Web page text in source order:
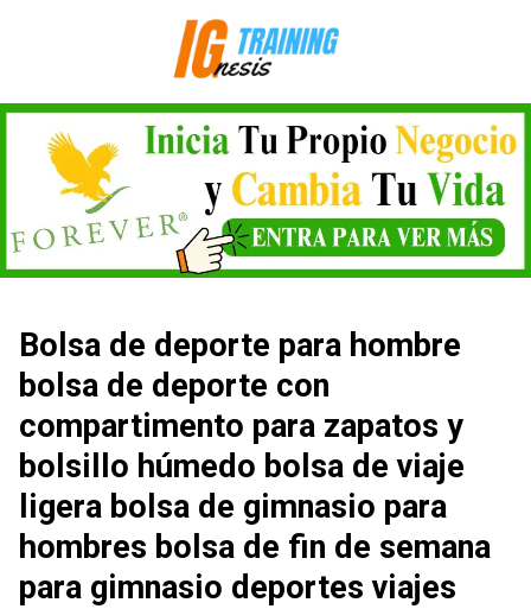
Bolsa de deporte para hombre
bolsa de deporte con
compartimento para zapatos y
bolsillo húmedo bolsa de viaje
ligera bolsa de gimnasio para
hombres bolsa de fin de semana
para gimnasio deportes viajes